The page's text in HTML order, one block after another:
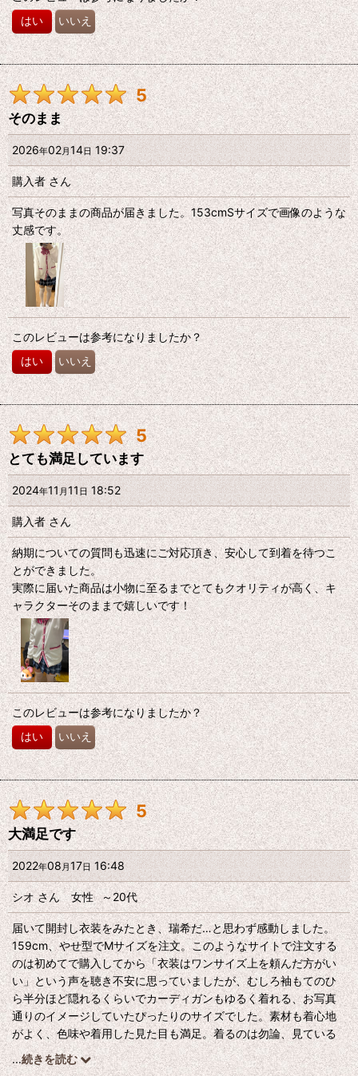
はい いいえ
5
そのまま
2026年02月14日19:37
購入者 さん
写真そのままの商品が届きました。153cmSサイズで画像のような
丈感です。
このレビューは参考になりましたか？
はい いいえ
5
とても満足しています
2024年11月11日18:52
購入者さん
納期についての質問も迅速にご対応頂き、安心して到着を待つこ
とができました。
実際に届いた商品は小物に至るまでとてもクオリティが高く、キ
ャラクターそのままで嬉しいです！
このレビューは参考になりましたか？
はい いいえ
5
大満足です
2022年08月17日16:48
シオさん 女性 ～20代
届いて開封し衣装をみたとき、瑞希だ…と思わず感動しました。
159cm、やせ型でMサイズを注文。このようなサイトで注文する
のは初めてで購入してから「衣装はワンサイズ上を頼んだ方がい
い」という声を聴き不安に思っていましたが、むしろ袖もてのひ
ら半分ほど隠れるくらいでカーディガンもゆるく着れる、お写真
通りのイメージしていたぴったりのサイズでした。素材も着心地
がよく、色味や着用した見た目も満足。着るのは勿論、見ている
だけで楽しいのでお勧めです。
日数：注文した日から19日で手元に届きました。梱包は一緒に頼
...続きを読む